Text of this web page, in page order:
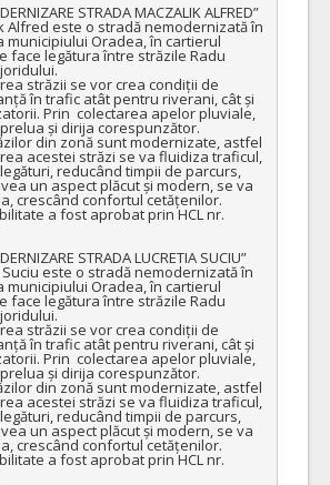
Alfred este o stradă nemodernizată în
municipiului Oradea, în cartierul
face legătura între străzile Radu
străzii se vor crea condiții de
în trafic atât pentru riverani, cât și
Prin  colectarea apelor pluviale,
și dirija corespunzător.
din zonă sunt modernizate, astfel
acestei străzi se va fluidiza traficul,
reducând timpii de parcurs,
un aspect plăcut și modern, se va
crescând confortul cetățenilor.
a fost aprobat prin HCL nr.
este o stradă nemodernizată în
municipiului Oradea, în cartierul
face legătura între străzile Radu
străzii se vor crea condiții de
în trafic atât pentru riverani, cât și
Prin  colectarea apelor pluviale,
și dirija corespunzător.
din zonă sunt modernizate, astfel
acestei străzi se va fluidiza traficul,
reducând timpii de parcurs,
un aspect plăcut și modern, se va
crescând confortul cetățenilor.
a fost aprobat prin HCL nr.